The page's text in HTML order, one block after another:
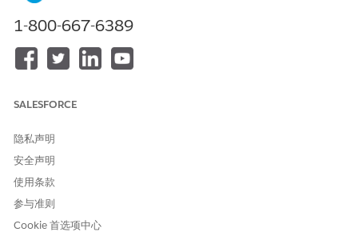
中为综合护理管理设置评估和推荐
从应用程序启动程序中，查找并选择
单击新建
。
在
评估问题版本 字段中，选择您要映射推荐的回复的问题。
在推荐参考
择目标定义记录。如果推荐是与目标关联的问题，请选择问题目
录。或者，如果推荐是患者应该接受的其他评估，请选择全方位
流程记录。
在文本回复
对评估中的每个问题中的每个回复重复这些步骤。完成后，您可以
1-800-667-6389
SALESFORCE
隐私声明
安全声明
使用条款
参与准则
Cookie 首选项中心